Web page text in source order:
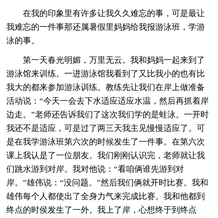
在我的印象里有许多让我久久难忘的事，可是最让
我难忘的一件事那还属暑假里妈妈给我报游泳班，学游
泳的事。
第一天春光明媚，万里无云。我和妈妈一起来到了
游泳馆来训练。一进游泳馆我看到了又比我小的也有比
我大的都来参加游泳训练。教练先让我们在岸上做准备
活动说：“今天一会去下水适应适应水温，然后再抓着岸
边走。”老师还告诉我们了这次我们学的是蛙泳。一开时
我还不是适应，可是过了两三天我主见慢慢适应了。可
是在我学游泳班第六次的时候发生了一件事。在第六次
课上我认是了一位朋友。我们刚刚认识完，老师就让我
们跳水游到对岸。我对他说：“看咱俩谁先游到对
岸。”雄伟说：“没问题。”然后我们俩就开时比赛。我和
雄伟每个人都使出了全身力气来完成比赛。我和他都到
终点的时侯发生了一外。我上了岸，心想终于到终点